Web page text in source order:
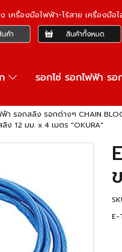
เครื่องมือไฟฟ้า-ไร้สาย เครื่องมื
รอกโซ่ รอกไฟฟ้า ร
า รอกสลิง รอกต่างๆ CHAIN
ง 12 มม. x 4 เมตร "OKURA"
E-